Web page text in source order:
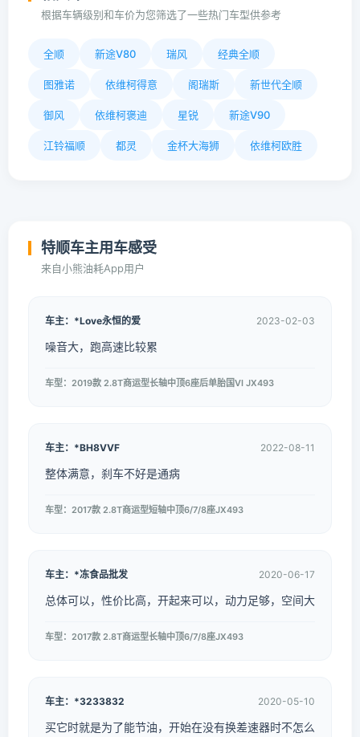
根据车辆级别和车价为您筛选了一些热门车型供参考
全顺 新途V80 瑞风 经典全顺
图雅诺 依维柯得意 阁瑞斯 新世代全顺
御风 依维柯褒迪 星锐 新途V90
江铃福顺 都灵 金杯大海狮 依维柯欧胜
特顺车主用车感受
来自小熊油耗App用户
车主：*Love永恒的爱 2023-02-03
噪音大，跑高速比较累
车型：2019款 2.8T商运型长轴中顶6座后单胎国VI JX493
车主：*BH8VVF 2022-08-11
整体满意，刹车不好是通病
车型：2017款 2.8T商运型短轴中顶6/7/8座JX493
车主：*冻食品批发 2020-06-17
总体可以，性价比高，开起来可以，动力足够，空间大
车型：2017款 2.8T商运型长轴中顶6/7/8座JX493
车主：*3233832 2020-05-10
买它时就是为了能节油，开始在没有换差速器时不怎么